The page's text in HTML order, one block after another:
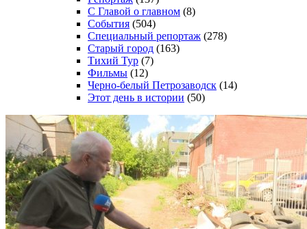
С Главой о главном (8)
События (504)
Специальный репортаж (278)
Старый город (163)
Тихий Тур (7)
Фильмы (12)
Черно-белый Петрозаводск (14)
Этот день в истории (50)